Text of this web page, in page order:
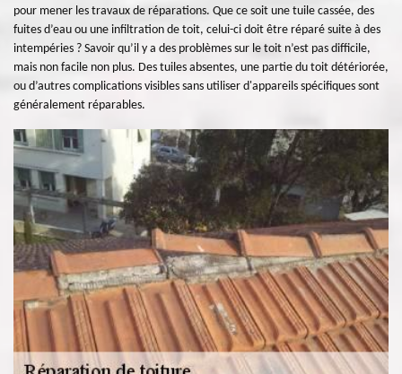
pour mener les travaux de réparations. Que ce soit une tuile cassée, des
fuites d’eau ou une infiltration de toit, celui-ci doit être réparé suite à des
intempéries ? Savoir qu’il y a des problèmes sur le toit n’est pas difficile,
mais non facile non plus. Des tuiles absentes, une partie du toit détériorée,
ou d’autres complications visibles sans utiliser d'appareils spécifiques sont
généralement réparables.